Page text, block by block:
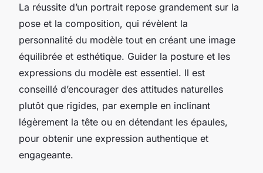
La réussite d’un portrait repose grandement sur la
pose et la composition, qui révèlent la
personnalité du modèle tout en créant une image
équilibrée et esthétique. Guider la posture et les
expressions du modèle est essentiel. Il est
conseillé d’encourager des attitudes naturelles
plutôt que rigides, par exemple en inclinant
légèrement la tête ou en détendant les épaules,
pour obtenir une expression authentique et
engageante.